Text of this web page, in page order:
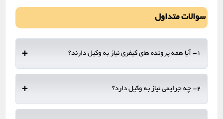
سوالات متداول
1- آیا همه پرونده های کیفری نیاز به وکیل دارند؟ +
2- چه جرایمی نیاز به وکیل دارد؟ +